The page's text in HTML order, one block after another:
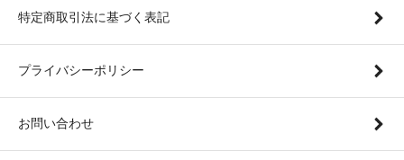
特定商取引法に基づく表記
プライバシーポリシー
お問い合わせ